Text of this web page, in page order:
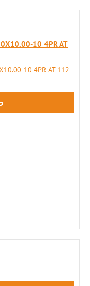
10 4PR AT
10 4PR AT 112